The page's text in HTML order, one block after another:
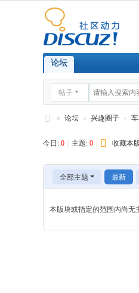
论坛
帖子
区
-0
» 论坛 › 兴趣圈子 ›
今日: 0 主题: 0 收藏本
全部主题 最新
本版块或指定的范围内尚无